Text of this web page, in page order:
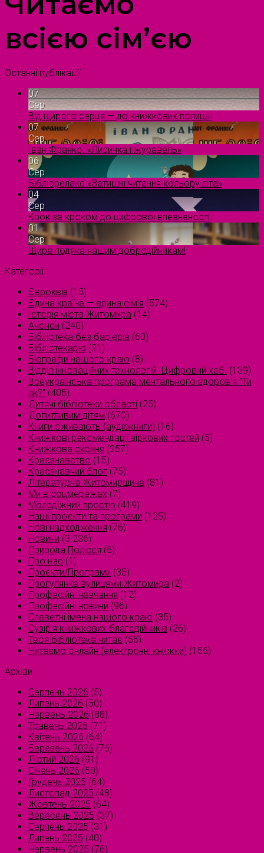
всією сім’єю
Останні публікації
07
Сер
Від щирого серця — до книжкових полиць!
07
Сер
Іван Франко. «Лисичка і журавель»
06
Сер
Бібліорелакс «Затишні читання кольору літа»
04
Сер
Крок за кроком до цифрової впевненості
01
Сер
Щира подяка нашим добродійникам!
Категорії
Євроквіз (15)
Єдина країна — єдина сім’я (574)
Історія міста Житомира (14)
Анонси (240)
Бібліотека без бар'єрів (60)
Бібліотекарю (21)
Біографи нашого краю (8)
Відділ інноваційних технологій. Цифровий хаб. (139)
Всеукраїнська програма ментального здоров'я "Ти
як?" (405)
Дитячі бібліотеки області (25)
Допитливим дітям (670)
Книги оживають (аудіокниги) (16)
Книжкові рекомендації зіркових гостей (5)
Книжкова скриня (257)
Краєзнавство (15)
Краєзнавчий блог (75)
Літературна Житомирщина (81)
Ми в соцмережах (7)
Молодіжний простір (419)
Наші проєкти та програми (125)
Нові надходження (76)
Новини (3 236)
Природа Полісся (6)
Про нас (1)
Проєкти/Програми (35)
Прогулянка вулицями Житомира (2)
Професійні навчання (12)
Професійні новини (96)
Славетні імена нашого краю (35)
Сузірʼя книжкових благодійників (26)
Твоя бібліотека читає (55)
Читаємо онлайн (електронні книжки) (156)
Архіви
Серпень 2026 (5)
Липень 2026 (50)
Червень 2026 (88)
Травень 2026 (71)
Квітень 2026 (64)
Березень 2026 (76)
Лютий 2026 (91)
Січень 2026 (50)
Грудень 2025 (64)
Листопад 2025 (48)
Жовтень 2025 (64)
Вересень 2025 (37)
Серпень 2025 (31)
Липень 2025 (40)
Червень 2025 (76)